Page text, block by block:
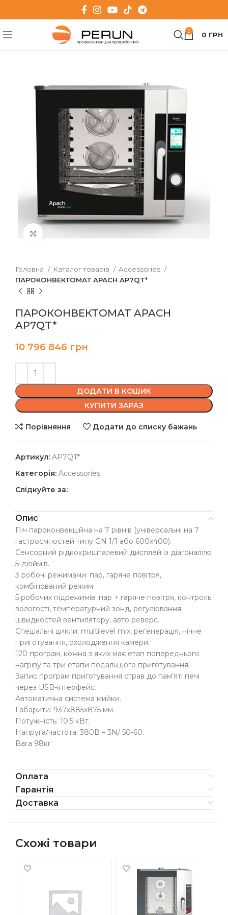
0 0 ГРН
Головна Каталог товарів
Accessories
ПАРОКОНВЕКТОМАТ APACH AP7QT*
ПАРОКОНВЕКТОМАТ APACH
AP7QT*
10 796 846 грн
ДОДАТИ В КОШИК
КУПИТИ ЗАРАЗ
Порівняння Додати до списку бажань
Артикул: AP7QT*
Категорія: Accessories
Слідкуйте за:
Опис
Піч пароконвекційна на 7 рівнів (універсальні на 7
гастроємностей типу GN 1/1 або 600х400).
Сенсорний рідкокришталевий дисплей із діагоналлю
5-дюймів.
3 робочі режимами: пар, гаряче повітря,
комбінований режим.
5 робочих підрежимів: пар + гаряче повітря, контроль
вологості, температурний зонд, регулювання
швидкостей вентилятору, авто реверс.
Спеціальні цикли: multilevel mix, регенерація, нічне
приготування, охолодження камери.
120 програм, кожна з яких має етап попереднього
нагріву та три етапи подальшого приготування.
Запис програм приготування страв до пам’яті печі
через USB-інтерфейс.
Автоматична система мийки.
Габарити: 937х885х875 мм.
Потужність: 10,5 кВт.
Напруга/частота: 380В – 3N/ 50-60.
Вага 98кг
Оплата
Гарантія
Доставка
Схожі товари